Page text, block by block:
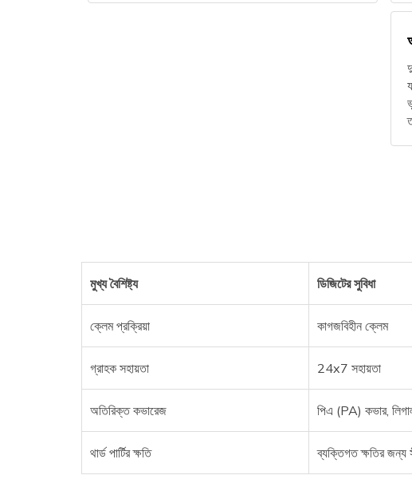
মুখ্য বৈশিষ্ট্য ডিজিটের সুবিধা
ক্লেম প্রক্রিয়া কাগজবিহীন ক্লেম
গ্রাহক সহায়তা 24x7 সহায়তা
অতিরিক্ত কভারেজ পিএ (PA) কভার, লিগাল
থার্ড পার্টির ক্ষতি ব্যক্তিগত ক্ষতির জন্য